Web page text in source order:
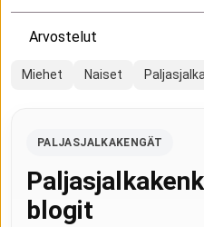
Arvostelut
Miehet Naiset
PALJASJALKAKENGÄT
blogit